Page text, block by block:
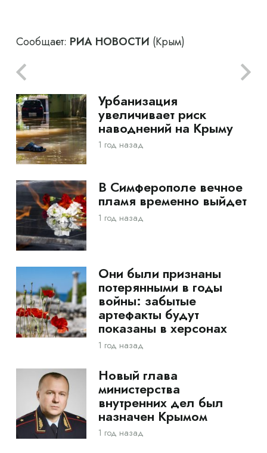
Сообщает: РИА НОВОСТИ (Крым)
Урбанизация
увеличивает риск
наводнений на Крыму
1 год назад
В Симферополе вечное
пламя временно выйдет
1 год назад
Они были признаны
потерянными в годы
войны: забытые
артефакты будут
показаны в херсонах
1 год назад
Новый глава
министерства
внутренних дел был
назначен Крымом
1 год назад